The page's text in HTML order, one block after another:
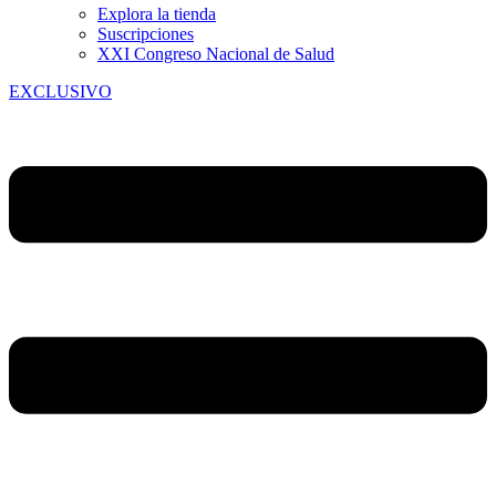
Explora la tienda
Suscripciones
XXI Congreso Nacional de Salud
EXCLUSIVO